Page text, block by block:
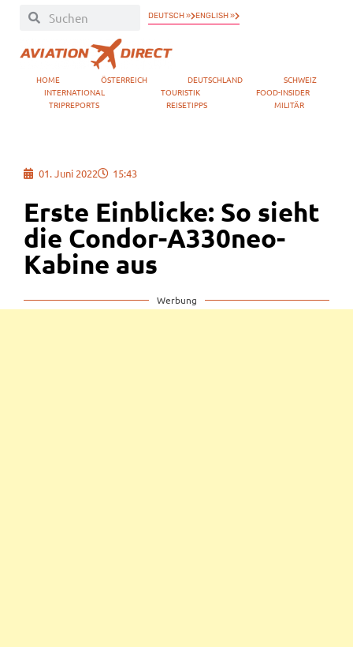
DEUTSCH » ENGLISH »
HOME ÖSTERREICH DEUTSCHLAND
SCHWEIZ
INTERNATIONAL
TOURISTIK
FOOD-INSIDER
TRIPREPORTS
REISETIPPS MILITÄR
01. Juni 2022 15:43
Erste Einblicke: So sieht
die Condor-A330neo-
Kabine aus
Werbung